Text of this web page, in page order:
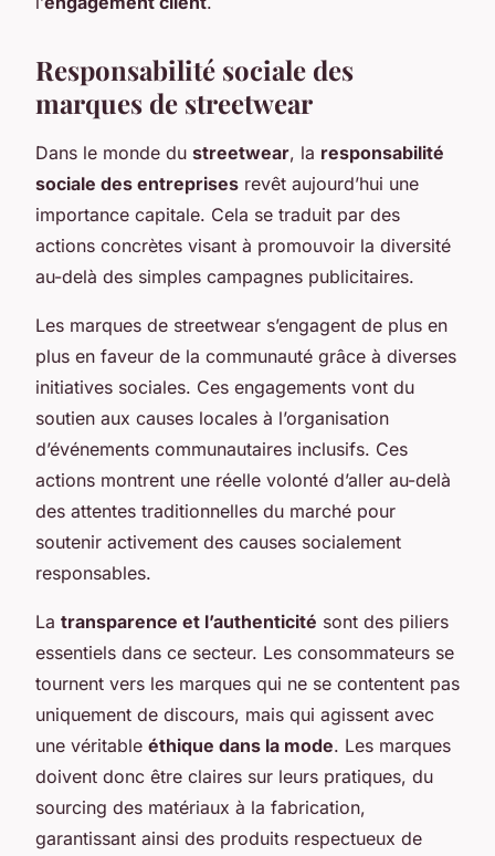
Responsabilité sociale des
marques de streetwear
Dans le monde du streetwear, la responsabilité
sociale des entreprises revêt aujourd’hui une
importance capitale. Cela se traduit par des
actions concrètes visant à promouvoir la diversité
au-delà des simples campagnes publicitaires.
Les marques de streetwear s’engagent de plus en
plus en faveur de la communauté grâce à diverses
initiatives sociales. Ces engagements vont du
soutien aux causes locales à l’organisation
d’événements communautaires inclusifs. Ces
actions montrent une réelle volonté d’aller au-delà
des attentes traditionnelles du marché pour
soutenir activement des causes socialement
responsables.
La transparence et l’authenticité sont des piliers
essentiels dans ce secteur. Les consommateurs se
tournent vers les marques qui ne se contentent pas
uniquement de discours, mais qui agissent avec
une véritable éthique dans la mode. Les marques
doivent donc être claires sur leurs pratiques, du
sourcing des matériaux à la fabrication,
garantissant ainsi des produits respectueux de